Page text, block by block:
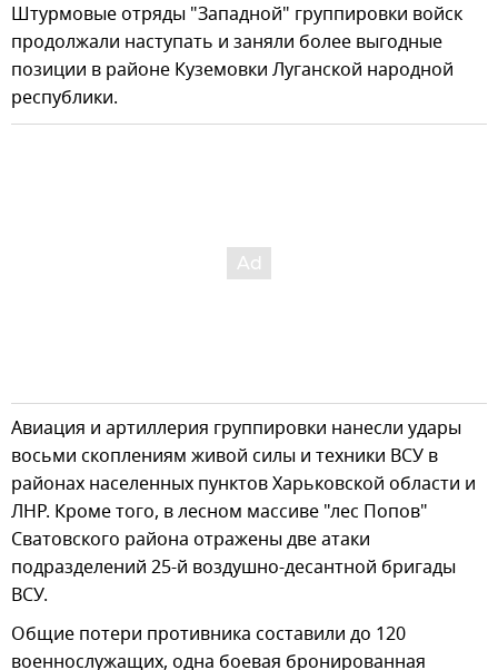
Штурмовые отряды "Западной" группировки войск
продолжали наступать и заняли более выгодные
позиции в районе Куземовки Луганской народной
республики.
Авиация и артиллерия группировки нанесли удары
восьми скоплениям живой силы и техники ВСУ в
районах населенных пунктов Харьковской области и
ЛНР. Кроме того, в лесном массиве "лес Попов"
Сватовского района отражены две атаки
подразделений 25-й воздушно-десантной бригады
ВСУ.
Общие потери противника составили до 120
военнослужащих, одна боевая бронированная